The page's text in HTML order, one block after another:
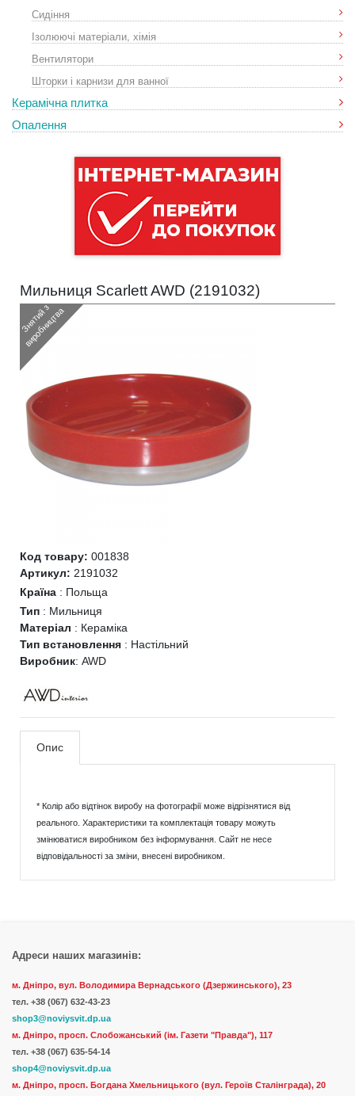
Сидіння
Ізолюючі матеріали, хімія
Вентилятори
Шторки і карнизи для ванної
Керамічна плитка
Опалення
Мильниця Scarlett AWD (2191032)
З
н
я
т
и
й
з
в
и
р
о
б
н
и
ц
т
в
а
Код товару: 001838
Артикул: 2191032
Країна : Польща
Тип : Мильниця
Матеріал : Кераміка
Тип встановлення : Настільний
Виробник: AWD
Опис
* Колір або відтінок виробу на фотографії може відрізнятися від
реального. Характеристики та комплектація товару можуть
змінюватися виробником без інформування. Сайт не несе
відповідальності за зміни, внесені виробником.
Адреси наших магазинів:
м. Дніпро, вул. Володимира Вернадського (Дзержинського), 23
тел. +38 (067) 632-43-23
shop3@noviysvit.dp.ua
м. Дніпро, просп. Слобожанський (ім. Газети "Правда"), 117
тел. +38 (067) 635-54-14
shop4@noviysvit.dp.ua
м. Дніпро, просп. Богдана Хмельницького (вул. Героїв Сталінграда), 20